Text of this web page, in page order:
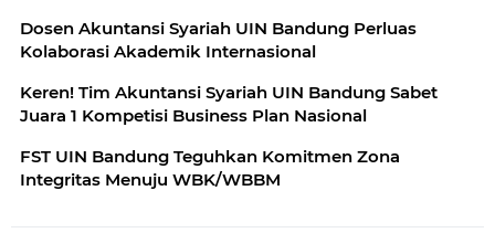
Dosen Akuntansi Syariah UIN Bandung Perluas
Kolaborasi Akademik Internasional
Keren! Tim Akuntansi Syariah UIN Bandung Sabet
Juara 1 Kompetisi Business Plan Nasional
FST UIN Bandung Teguhkan Komitmen Zona
Integritas Menuju WBK/WBBM